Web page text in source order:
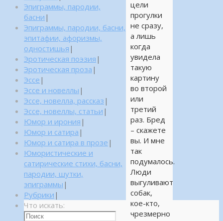
цели
прогулки
не сразу,
а лишь
когда
увидела
такую
картину
во второй
или
третий
раз. Бред
– скажете
вы. И мне
так
подумалось.
Люди
выгуливают
собак,
кое-кто,
чрезмерно
Эпиграммы, пародии,
басни |
Эпиграммы, пародии, басни,
эпитафии, афоризмы,
одностишья |
Эротическая поэзия |
Эротическая проза |
Эссе |
Эссе и новеллы |
Эссе, новелла, рассказ |
Эссе, новеллы, статьи |
Юмор и ирония |
Юмор и сатира |
Юмор и сатира в прозе |
Юмористические и
сатирические стихи, басни,
пародии, шутки,
эпиграммы |
Рубрики |
Что искать: